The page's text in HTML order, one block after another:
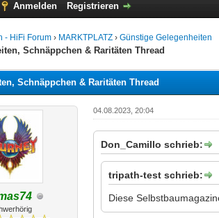
Anmelden Registrieren
- HiFi Forum› MARKTPLATZ ›Günstige Gelegenheiten
Schnäppchen & Raritäten Thread
Schnäppchen & Raritäten Thread
04.08.2023, 20:04
Don_Camillo schrieb:
tripath-test schrieb:
Diese